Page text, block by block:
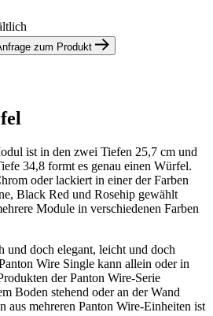
zum Produkt
ist in den zwei Tiefen 25,7 cm und
34,8 formt es genau einen Würfel.
oder lackiert in einer der Farben
Black Red und Rosehip gewählt
Module in verschiedenen Farben
und doch elegant, leicht und doch
Wire Single kann allein oder in
der Panton Wire-Serie
Boden stehend oder an der Wand
aus mehreren Panton Wire-Einheiten ist